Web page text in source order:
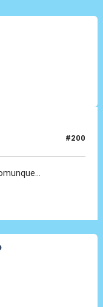
#200